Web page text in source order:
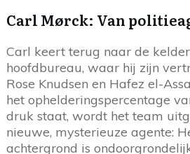
Carl Mørck: Van
Carl keert terug naar de
hoofdbureau, waar hij zijn
Rose Knudsen en Hafez el-
het ophelderingspercentage
druk staat, wordt het team
nieuwe, mysterieuze agente:
achtergrond is